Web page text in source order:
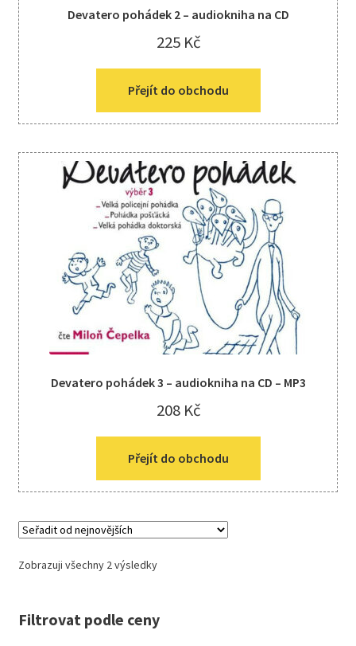
Devatero pohádek 2 – audiokniha na CD
225 Kč
Přejít do obchodu
Devatero pohádek 3 – audiokniha na CD – MP3
208 Kč
Přejít do obchodu
Zobrazuji všechny 2 výsledky
Filtrovat podle ceny